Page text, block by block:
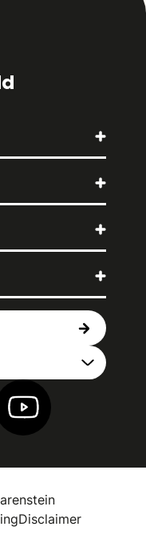
op Instagram
Vind ons op
Disclaimer